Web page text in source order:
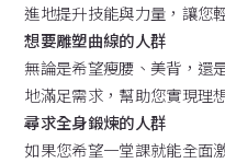
進地提升技能與力量，讓您
想要雕塑曲線的人群
無論是希望瘦腰、美背，還
地滿足需求，幫助您實現理
尋求全身鍛煉的人群
如果您希望一堂課就能全面